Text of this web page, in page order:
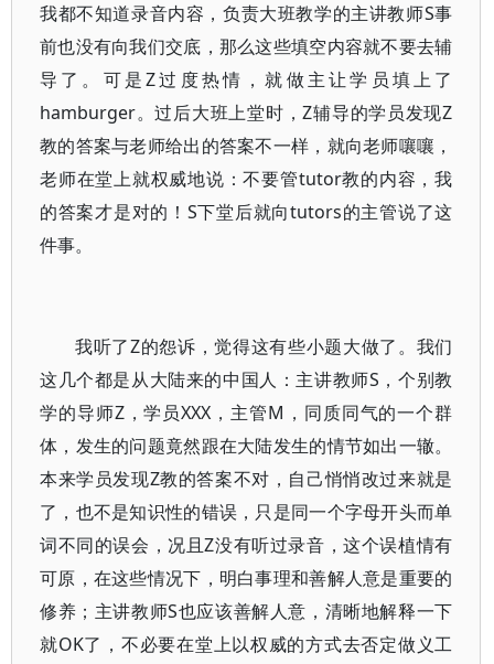
我都不知道录音内容，负责大班教学的主讲教师S事
前也没有向我们交底，那么这些填空内容就不要去辅
导了。可是Z过度热情，就做主让学员填上了
hamburger。过后大班上堂时，Z辅导的学员发现Z
教的答案与老师给出的答案不一样，就向老师嚷嚷，
老师在堂上就权威地说：不要管tutor教的内容，我
的答案才是对的！S下堂后就向tutors的主管说了这
件事。
我听了Z的怨诉，觉得这有些小题大做了。我们
这几个都是从大陆来的中国人：主讲教师S，个别教
学的导师Z，学员XXX，主管M，同质同气的一个群
体，发生的问题竟然跟在大陆发生的情节如出一辙。
本来学员发现Z教的答案不对，自己悄悄改过来就是
了，也不是知识性的错误，只是同一个字母开头而单
词不同的误会，况且Z没有听过录音，这个误植情有
可原，在这些情况下，明白事理和善解人意是重要的
修养；主讲教师S也应该善解人意，清晰地解释一下
就OK了，不必要在堂上以权威的方式去否定做义工